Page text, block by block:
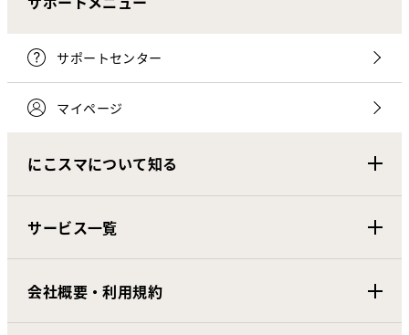
サポートセンター
マイページ
にこスマについて知る
サービス一覧
会社概要・利用規約